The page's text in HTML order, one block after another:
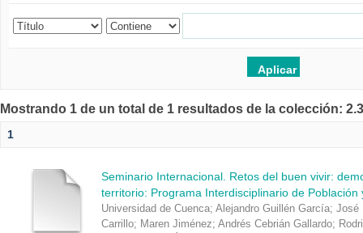
Mostrando 1 de un total de 1 resultados de la colección:
1
Seminario Internacional. Retos del buen vivir:
territorio: Programa Interdisciplinario de
Universidad de Cuenca; Alejandro Guillén García; José
Carrillo; Maren Jiménez; Andrés Cebrián Gallardo;